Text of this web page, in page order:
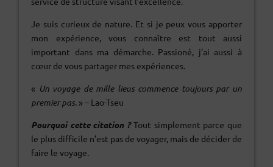
Je suis curieux de nature. Et si je peux vous apporter
mon expérience, vous connaître est tout aussi
important dans ma démarche. Passioné, j’ai aussi à
cœur de vous partager mes expériences.
« Un voyage de mille lieus commence toujours par un
premier pas. » – Lao-Tseu
Pourquoi cette citation ?Tout simplement parce que
le plus difficile n’est pas de voyager, mais de décider de
faire le voyage.